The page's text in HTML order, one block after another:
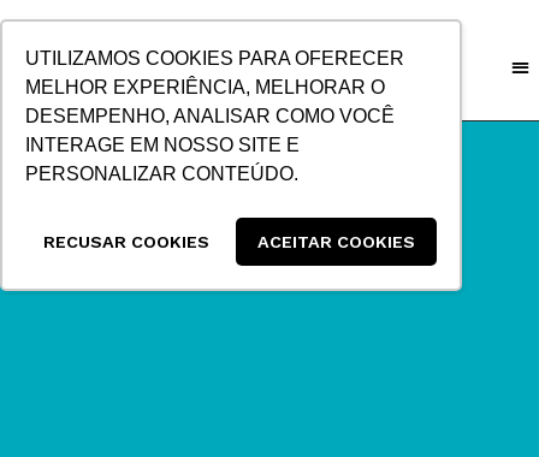
UTILIZAMOS COOKIES PARA OFERECER
MELHOR EXPERIÊNCIA, MELHORAR O
DESEMPENHO, ANALISAR COMO VOCÊ
INTERAGE EM NOSSO SITE E
PERSONALIZAR CONTEÚDO.
RECUSAR COOKIES ACEITAR COOKIES
CONTEÚDO